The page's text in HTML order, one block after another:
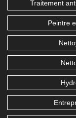
Traitement
Peintre